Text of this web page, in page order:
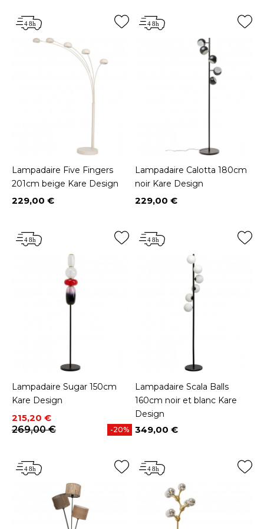
Lampadaire Five Fingers
201cm beige Kare Design
Prix
229,00 €
Lampadaire Calotta 180cm
noir Kare Design
Prix
229,00 €
Lampadaire Sugar 150cm
Kare Design
Prix
215,20 €
Prix de base
269,00 €
-20%
Lampadaire Scala Balls
160cm noir et blanc Kare
Design
Prix
349,00 €